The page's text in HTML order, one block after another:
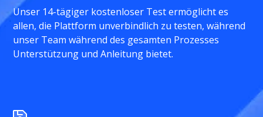
Unser 14-tägiger kostenloser Test ermöglicht es
allen, die Plattform unverbindlich zu testen, während
unser Team während des gesamten Prozesses
Unterstützung und Anleitung bietet.